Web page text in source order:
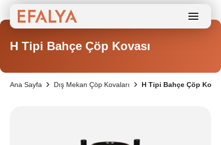
H Tipi Bahçe Çöp Kovası
Ana Sayfa Dış Mekan Çöp Kovaları H Tipi Bahçe Çöp